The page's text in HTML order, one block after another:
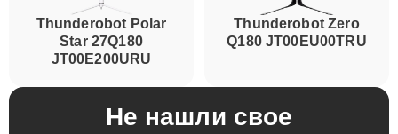
Thunderobot Polar
Star 27Q180
JT00E200URU
Thunderobot Zero
Q180 JT00EU00TRU
Не нашли свое